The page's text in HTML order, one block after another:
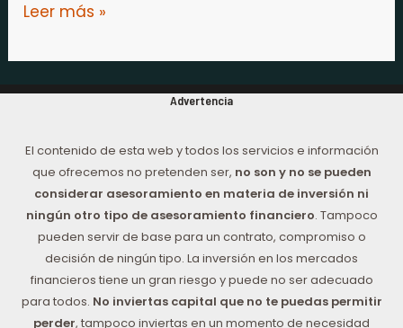
Leer más »
Advertencia
El contenido de esta web y todos los servicios e información
que ofrecemos no pretenden ser, no son y no se pueden
considerar asesoramiento en materia de inversión ni
ningún otro tipo de asesoramiento financiero. Tampoco
pueden servir de base para un contrato, compromiso o
decisión de ningún tipo. La inversión en los mercados
financieros tiene un gran riesgo y puede no ser adecuado
para todos. No inviertas capital que no te puedas permitir
perder, tampoco inviertas en un momento de necesidad